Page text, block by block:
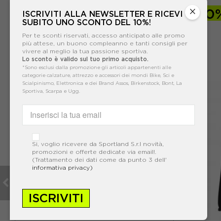
-30% 62,93€
89,90€
-
×
ISCRIVITI ALLA NEWSLETTER E RICEVI
SUBITO UNO SCONTO DEL 10%!
Per te sconti riservati, accesso anticipato alle promo
più attese, un buono compleanno e tanti consigli per
vivere al meglio la tua passione sportiva.
Lo sconto è valido sul tuo primo acquisto.
*Sono esclusi dalla promozione gli articoli appartenenti alle
categorie calzature, attrezzo e accessori dei mondi Bike, Sci e
Scialpinismo, Elettronica e dei Brand Assos, Birkenstock, Bont, La
Sportiva, Scarpa e Ugg.
Si, voglio ricevere da Sportland S.r.l novità,
promozioni e offerte dedicate via email!.
(Trattamento dei dati come da punto 3 dell'
informativa privacy)
ISCRIVITI